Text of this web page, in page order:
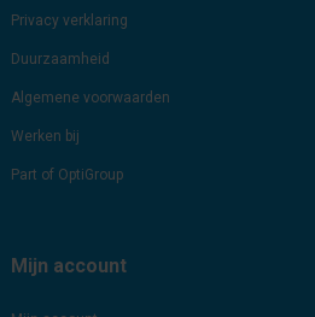
Privacy verklaring
Duurzaamheid
Algemene voorwaarden
Werken bij
Part of OptiGroup
Mijn account